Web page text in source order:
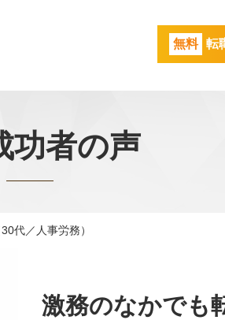
無料 転
功者の声
代／人事労務）
激務のなかでも